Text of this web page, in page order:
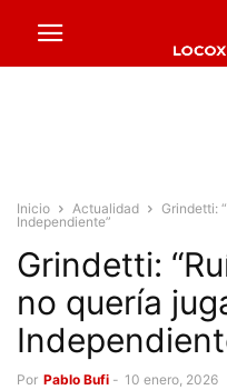
Inicio Actualidad
Grindetti:
Independiente”
Grindetti:
no quería
Por Pablo Bufi - 10 enero, 2026